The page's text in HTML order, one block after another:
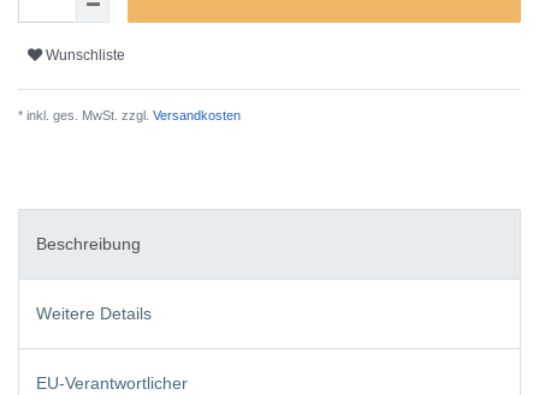
Wunschliste
* inkl. ges. MwSt. zzgl. Versandkosten
Beschreibung
Weitere Details
EU-Verantwortlicher